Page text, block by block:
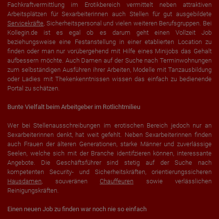
Ort der Verarbeitung:
Europäische Union & USA
Fachkraftvermittlung im Erotikbereich vermittelt neben attraktiven
Arbeitsplätzen für Sexarbeiterinnen auch Stellen für gut ausgebildete
Servicekräfte, Sicherheitspersonal und vielen weiteren Berufsgruppen. Bei
Kollegin.de ist es egal ob es darum geht einen Vollzeit Job
beziehungsweise eine Festanstellung in einer etablierten Location zu
finden oder man nur vorübergehend mit Hilfe eines Minijobs das Gehalt
aufbessern möchte. Auch Damen auf der Suche nach Terminwohnungen
zum selbständigen Ausführen ihrer Arbeiten, Modelle mit Tanzausbildung
oder Ladies mit Thekenkenntnissen wissen das einfach zu bedienende
Portal zu schätzen.
Bunte Vielfalt beim Arbeitgeber im Rotlichtmilieu
Wer bei Stellenausschreibungen im erotischen Bereich jedoch nur an
Sexarbeiterinnen denkt, hat weit gefehlt. Neben Sexarbeiterinnen finden
auch Frauen der älteren Generationen, starke Männer und zuverlässige
Seelen, welche sich mit der Branche identifzieren können, interessante
Angebote. Die Geschäftsführer sind stetig auf der Suche nach
kompetenten Security- und Sicherheitskräften, orientierungssicheren
Hausdamen, souveränen Chauffeuren sowie verlässlichen
Reinigungskräften.
Einen neuen Job zu finden war noch nie so einfach